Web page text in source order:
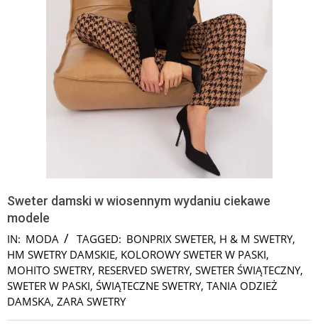
Sweter damski w wiosennym wydaniu ciekawe
modele
IN: MODA TAGGED: BONPRIX SWETER, H & M SWETRY,
HM SWETRY DAMSKIE, KOLOROWY SWETER W PASKI,
MOHITO SWETRY, RESERVED SWETRY, SWETER ŚWIĄTECZNY,
SWETER W PASKI, ŚWIĄTECZNE SWETRY, TANIA ODZIEŻ
DAMSKA, ZARA SWETRY